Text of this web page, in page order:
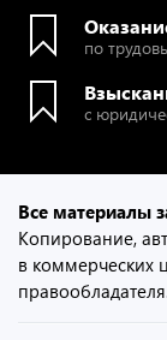
по
с
Все материалы
Копирование,
в коммерческих